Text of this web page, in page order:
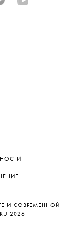
И СОВРЕМЕННОЙ
2026